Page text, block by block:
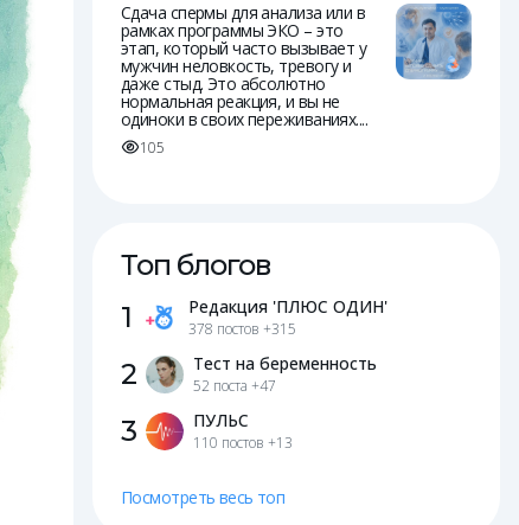
Сдача спермы для анализа или в
рамках программы ЭКО – это
этап, который часто вызывает у
мужчин неловкость, тревогу и
даже стыд. Это абсолютно
нормальная реакция, и вы не
одиноки в своих переживаниях....
105
Топ блогов
1
Редакция 'ПЛЮС ОДИН'
378 постов+315
2 Тест на беременность
52 поста+47
3 ПУЛЬС
110 постов+13
Посмотреть весь топ